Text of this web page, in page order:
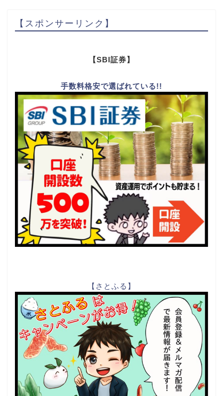
【スポンサーリンク】
【SBI証券】
手数料格安で選ばれている!!
【さとふる】